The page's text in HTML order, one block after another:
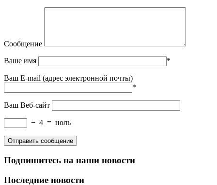
Сообщение
Ваше имя *
Ваш E-mail (адрес электронной почты)
*
Ваш Веб-сайт
− 4 = ноль
Подпишитесь на наши новости
Последние новости